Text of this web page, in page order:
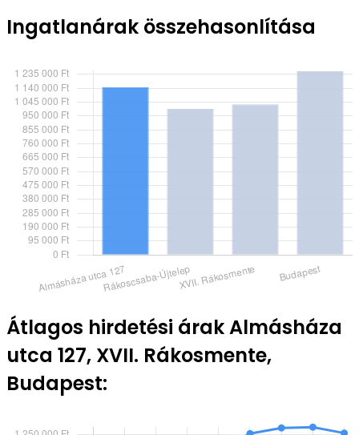
Ingatlanárak összehasonlítása
Átlagos hirdetési árak Almásháza
utca 127, XVII. Rákosmente,
Budapest: